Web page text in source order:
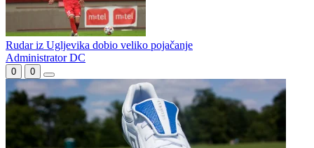
Osam golova Slavije komšijama iz Hrasnice
Čajniče futsal kup ponovo okuplja najbolje: za titulu i 5 000 KM od
15. do 20. avgusta